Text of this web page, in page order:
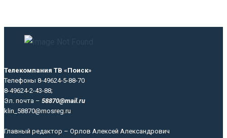
Телекомпания ТВ «Поиск»
Телефоны 8-49624-5-88-70
8-49624-2-43-88;
Эл. почта – 58870@mail.ru
klin_58870@mosreg.ru
Главный редактор – Орлов Алексей Александрович